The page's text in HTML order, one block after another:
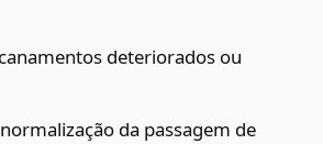
deteriorados ou
da passagem de